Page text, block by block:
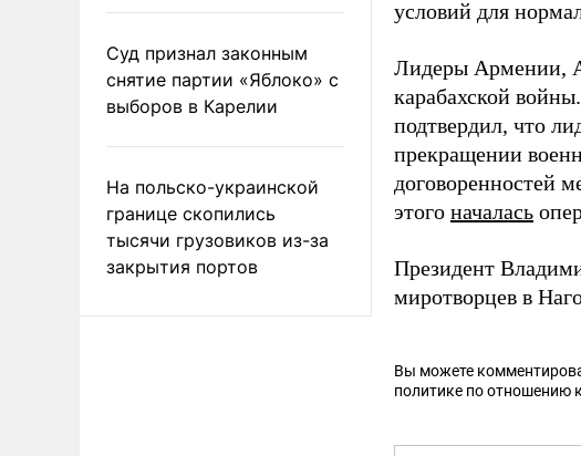
Суд признал законным
снятие партии «Яблоко» с
выборов в Карелии
На польско-украинской
границе скопились
тысячи грузовиков из-за
закрытия портов
условий для
Лидеры Армении,
карабахской
подтвердил, что
прекращении
договоренностей
этого началась
Президент
миротворцев в
Вы можете
политике по отношению